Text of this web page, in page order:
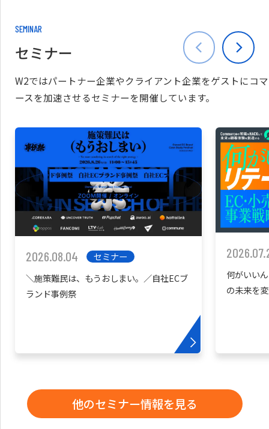
SEMINAR
セミナー
W2ではパートナー企業やクライアント企業をゲストにコマ
ースを加速させるセミナーを開催しています。
2026.08.04
セミナー
＼施策難民は、もうおしまい。／自社ECブ
ランド事例祭
何がいい
の未来を
他のセミナー情報を見る